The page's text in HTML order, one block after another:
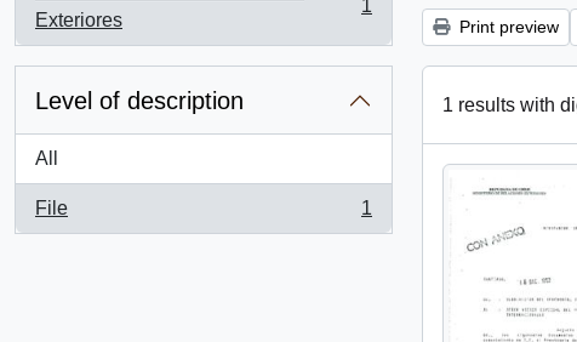
Exteriores
, 1 results
1
Level of description
All
File
, 1 results
1
Print preview
1 results with